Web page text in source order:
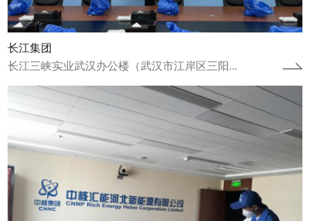
长江集团
长江三峡实业武汉办公楼（武汉市江岸区三阳...
查看详情
江苏省连云港项目
江苏省连云港市连云区人才公寓空气治理圆满
完成2022年12月8日完成人才公寓治理工作，